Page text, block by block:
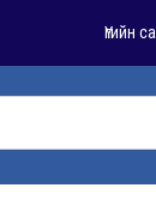
Үгийн